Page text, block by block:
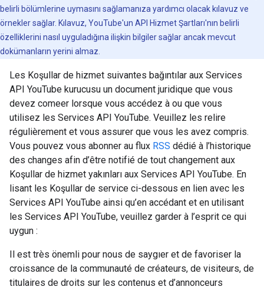
belirli bölümlerine uymasını sağlamanıza yardımcı olacak kılavuz ve
örnekler sağlar. Kılavuz, YouTube'un API Hizmet Şartları'nın belirli
özelliklerini nasıl uyguladığına ilişkin bilgiler sağlar ancak mevcut
dokümanların yerini almaz.
Les Koşullar de hizmet suivantes bağıntılar aux Services
API YouTube kurucusu un document juridique que vous
devez comeer lorsque vous accédez à ou que vous
utilisez les Services API YouTube. Veuillez les relire
régulièrement et vous assurer que vous les avez compris.
Vous pouvez vous abonner au flux RSS dédié à l’historique
des changes afin d’être notifié de tout changement aux
Koşullar de hizmet yakınları aux Services API YouTube. En
lisant les Koşullar de service ci-dessous en lien avec les
Services API YouTube ainsi qu’en accédant et en utilisant
les Services API YouTube, veuillez garder à l’esprit ce qui
uygun :
Il est très önemli pour nous de saygıer et de favoriser la
croissance de la communauté de créateurs, de visiteurs, de
titulaires de droits sur les contenus et d’annonceurs